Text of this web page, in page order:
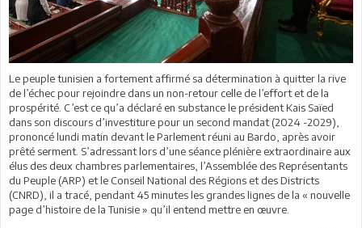
Le peuple tunisien a fortement affirmé sa détermination à quitter la rive
de l’échec pour rejoindre dans un non-retour celle de l’effort et de la
prospérité. C’est ce qu’a déclaré en substance le président Kais Saïed
dans son discours d’investiture pour un second mandat (2024 -2029),
prononcé lundi matin devant le Parlement réuni au Bardo, après avoir
prêté serment. S’adressant lors d’une séance plénière extraordinaire aux
élus des deux chambres parlementaires, l’Assemblée des Représentants
du Peuple (ARP) et le Conseil National des Régions et des Districts
(CNRD), il a tracé, pendant 45 minutes les grandes lignes de la « nouvelle
page d’histoire de la Tunisie » qu’il entend mettre en œuvre.